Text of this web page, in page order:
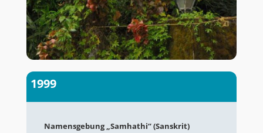
1999
Namensgebung „Samhathi“ (Sanskrit)